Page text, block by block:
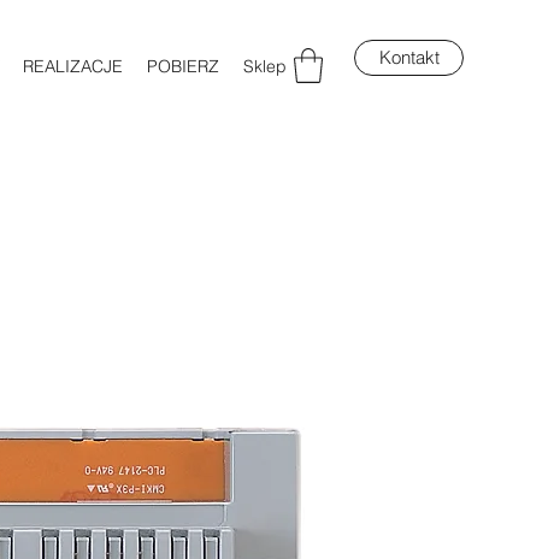
REALIZACJE POBIERZ Sklep Kontakt